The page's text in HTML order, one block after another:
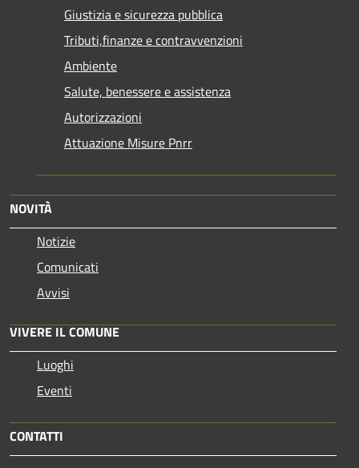
Giustizia e sicurezza pubblica
Tributi,finanze e contravvenzioni
Ambiente
Salute, benessere e assistenza
Autorizzazioni
Attuazione Misure Pnrr
NOVITÀ
Notizie
Comunicati
Avvisi
VIVERE IL COMUNE
Luoghi
Eventi
CONTATTI